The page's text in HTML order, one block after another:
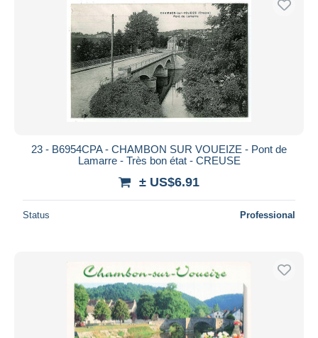
23 - B6954CPA - CHAMBON SUR VOUEIZE - Pont de
Lamarre - Très bon état - CREUSE
± US$6.91
Status Professional